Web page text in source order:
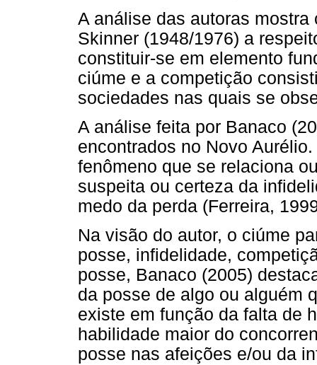
A análise das autoras
Skinner (1948/1976) a
constituir-se em elemento
ciúme e a competição
sociedades nas quais se
A análise feita por Banaco
encontrados no Novo
fenômeno que se relaciona
suspeita ou certeza da
medo da perda (Ferreira,
Na visão do autor, o ciúme
posse, infidelidade,
posse, Banaco (2005)
da posse de algo ou alguém
existe em função da falta de
habilidade maior do
posse nas afeições e/ou da